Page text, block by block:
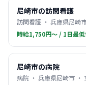
尼崎市の訪問看護
訪問看護 ・ 兵庫県尼崎
時給1,750円〜 / 1日最
尼崎市の病院
病院 ・ 兵庫県尼崎市 ・